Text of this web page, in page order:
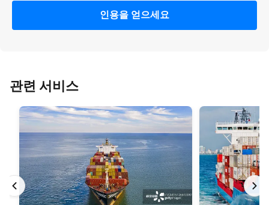
인용을 얻으세요
관련 서비스